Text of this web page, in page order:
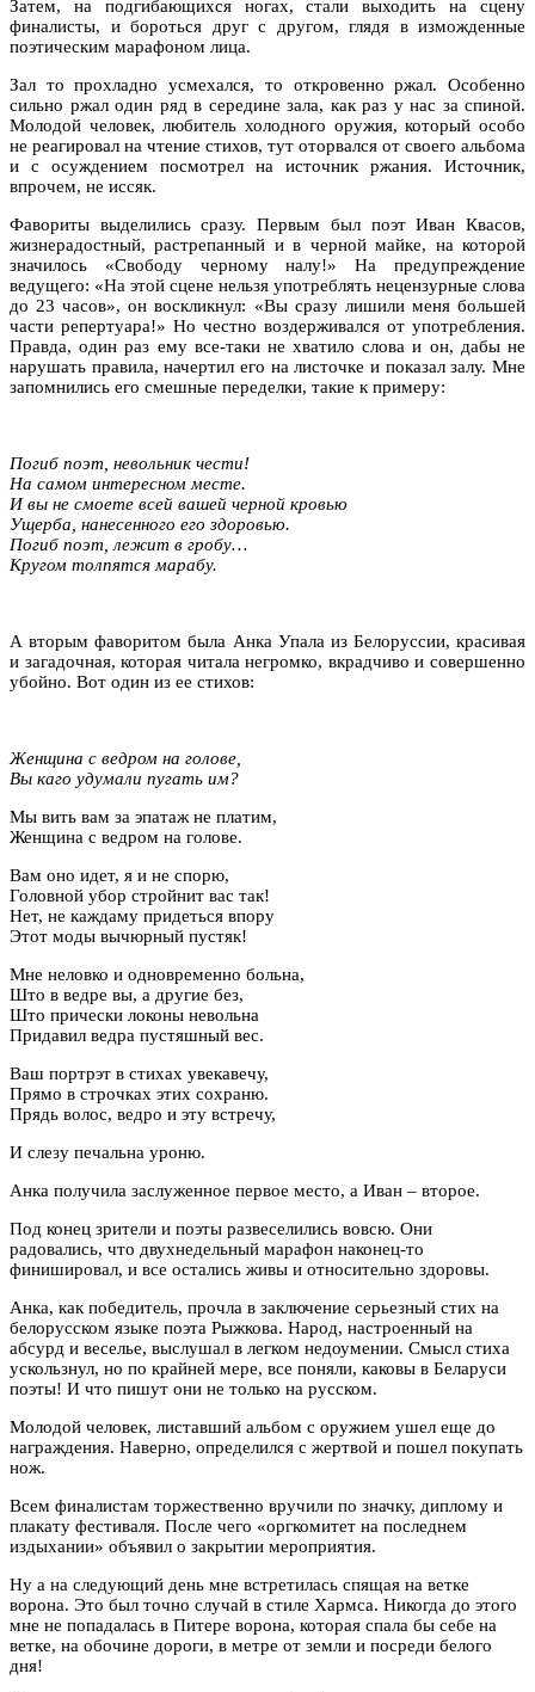
Затем, на подгибающихся ногах, стали выходить на сцену
финалисты, и бороться друг с другом, глядя в изможденные
поэтическим марафоном лица.
Зал то прохладно усмехался, то откровенно ржал. Особенно
сильно ржал один ряд в середине зала, как раз у нас за спиной.
Молодой человек, любитель холодного оружия, который особо
не реагировал на чтение стихов, тут оторвался от своего альбома
и с осуждением посмотрел на источник ржания. Источник,
впрочем, не иссяк.
Фавориты выделились сразу. Первым был поэт Иван Квасов,
жизнерадостный, растрепанный и в черной майке, на которой
значилось «Свободу черному налу!» На предупреждение
ведущего: «На этой сцене нельзя употреблять нецензурные слова
до 23 часов», он воскликнул: «Вы сразу лишили меня большей
части репертуара!» Но честно воздерживался от употребления.
Правда, один раз ему все-таки не хватило слова и он, дабы не
нарушать правила, начертил его на листочке и показал залу. Мне
запомнились его смешные переделки, такие к примеру:
Погиб поэт, невольник чести!
На самом интересном месте.
И вы не смоете всей вашей черной кровью
Ущерба, нанесенного его здоровью.
Погиб поэт, лежит в гробу…
Кругом толпятся марабу.
А вторым фаворитом была Анка Упала из Белоруссии, красивая
и загадочная, которая читала негромко, вкрадчиво и совершенно
убойно. Вот один из ее стихов:
Женщина с ведром на голове,
Вы каго удумали пугать им?
Мы вить вам за эпатаж не платим,
Женщина с ведром на голове.
Вам оно идет, я и не спорю,
Головной убор стройнит вас так!
Нет, не каждаму придеться впору
Этот моды вычюрный пустяк!
Мне неловко и одновременно больна,
Што в ведре вы, а другие без,
Што прически локоны невольна
Придавил ведра пустяшный вес.
Ваш портрэт в стихах увекавечу,
Прямо в строчках этих сохраню.
Прядь волос, ведро и эту встречу,
И слезу печальна уроню.
Анка получила заслуженное первое место, а Иван – второе.
Под конец зрители и поэты развеселились вовсю. Они
радовались, что двухнедельный марафон наконец-то
финишировал, и все остались живы и относительно здоровы.
Анка, как победитель, прочла в заключение серьезный стих на
белорусском языке поэта Рыжкова. Народ, настроенный на
абсурд и веселье, выслушал в легком недоумении. Смысл стиха
ускользнул, но по крайней мере, все поняли, каковы в Беларуси
поэты! И что пишут они не только на русском.
Молодой человек, листавший альбом с оружием ушел еще до
награждения. Наверно, определился с жертвой и пошел покупать
нож.
Всем финалистам торжественно вручили по значку, диплому и
плакату фестиваля. После чего «оргкомитет на последнем
издыхании» объявил о закрытии мероприятия.
Ну а на следующий день мне встретилась спящая на ветке
ворона. Это был точно случай в стиле Хармса. Никогда до этого
мне не попадалась в Питере ворона, которая спала бы себе на
ветке, на обочине дороги, в метре от земли и посреди белого
дня!